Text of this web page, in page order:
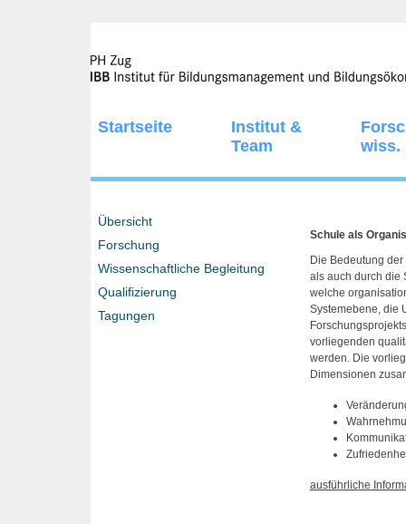
Startseite
Institut &
Team
wiss.
Übersicht
Forschung
Wissenschaftliche Begleitung
Qualifizierung
Tagungen
Schule als
Die Bedeutung
als auch durch die
welche
Systemebene, die
vorliegenden
werden. Die
Dimensionen
ausführliche